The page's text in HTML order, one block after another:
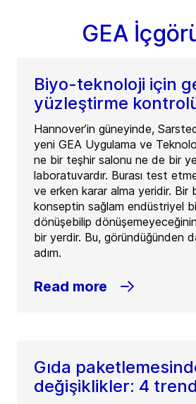
GEA
Biyo-teknoloji için
yüzleştirme
Hannover’in güneyinde,
yeni GEA Uygulama ve
ne bir teşhir salonu ne de bir
laboratuvardır. Burası test
ve erken karar alma yeridir. Bir
konseptin sağlam endüstriyel
dönüşebilip
bir yerdir. Bu, göründüğünden
adım.
Read more
Gıda
değişiklikler: 4 trend